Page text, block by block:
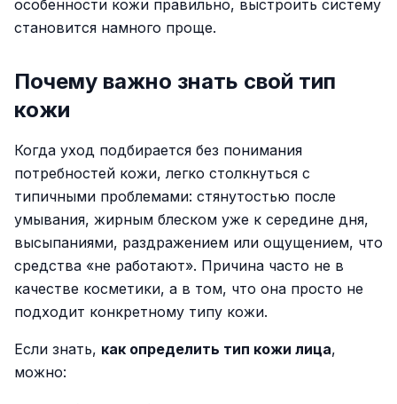
особенности кожи правильно, выстроить систему
становится намного проще.
Почему важно знать свой тип
кожи
Когда уход подбирается без понимания
потребностей кожи, легко столкнуться с
типичными проблемами: стянутостью после
умывания, жирным блеском уже к середине дня,
высыпаниями, раздражением или ощущением, что
средства «не работают». Причина часто не в
качестве косметики, а в том, что она просто не
подходит конкретному типу кожи.
Если знать, как определить тип кожи лица,
можно: